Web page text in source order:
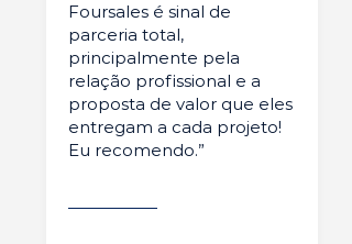
Foursales é sinal de
parceria total,
principalmente pela
relação profissional e a
proposta de valor que eles
entregam a cada projeto!
Eu recomendo.”